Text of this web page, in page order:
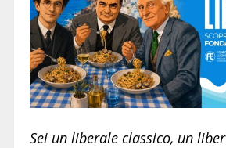
Sei un liberale classico, un